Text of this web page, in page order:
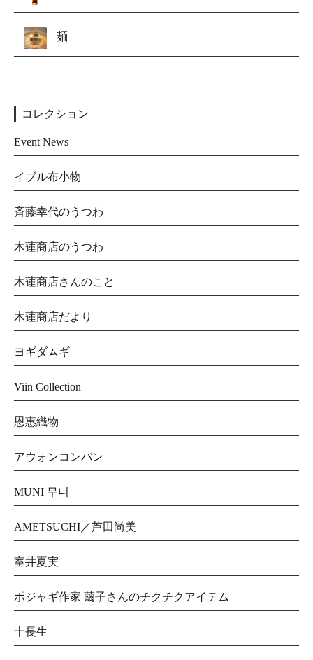
麺
コレクション
Event News
イブル布小物
斉藤幸代のうつわ
木蓮商店のうつわ
木蓮商店さんのこと
木蓮商店だより
ヨギダㇺギ
Viin Collection
恩惠織物
アウォンコンバン
MUNI 무니
AMETSUCHI／芦田尚美
室井夏実
ポジャギ作家 繭子さんのチクチクアイテム
十長生